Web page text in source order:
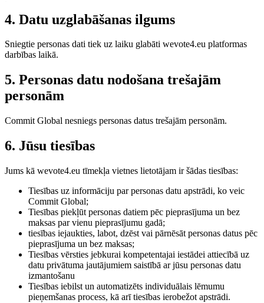
4. Datu uzglabāšanas ilgums
Sniegtie personas dati tiek uz laiku glabāti wevote4.eu platformas
darbības laikā.
5. Personas datu nodošana trešajām
personām
Commit Global nesniegs personas datus trešajām personām.
6. Jūsu tiesības
Jums kā wevote4.eu tīmekļa vietnes lietotājam ir šādas tiesības:
Tiesības uz informāciju par personas datu apstrādi, ko veic
Commit Global;
Tiesības piekļūt personas datiem pēc pieprasījuma un bez
maksas par vienu pieprasījumu gadā;
tiesības iejaukties, labot, dzēst vai pārnēsāt personas datus pēc
pieprasījuma un bez maksas;
Tiesības vērsties jebkurai kompetentajai iestādei attiecībā uz
datu privātuma jautājumiem saistībā ar jūsu personas datu
izmantošanu
Tiesības iebilst un automatizēts individuālais lēmumu
pieņemšanas process, kā arī tiesības ierobežot apstrādi.